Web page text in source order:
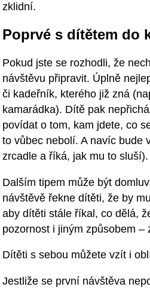
zklidní.
Poprvé s dítětem do
Pokud jste se rozhodli, že
návštěvu připravit. Úplně
či kadeřník, kterého již zná
kamarádka). Dítě pak
povídat o tom, kam jdete, co
to vůbec nebolí. A navíc bude
zrcadle a říká, jak mu to sluší).
Dalším tipem může být
návštěvě řekne dítěti, že by
aby dítěti stále říkal, co dělá,
pozornost i jiným způsobem –
Dítěti s sebou můžete vzít i
Jestliže se první návštěva